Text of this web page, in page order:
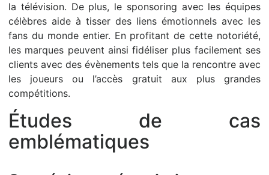
la télévision. De plus, le sponsoring avec les équipes
célèbres aide à tisser des liens émotionnels avec les
fans du monde entier. En profitant de cette notoriété,
les marques peuvent ainsi fidéliser plus facilement ses
clients avec des évènements tels que la rencontre avec
les joueurs ou l’accès gratuit aux plus grandes
compétitions.
Études de cas
emblématiques